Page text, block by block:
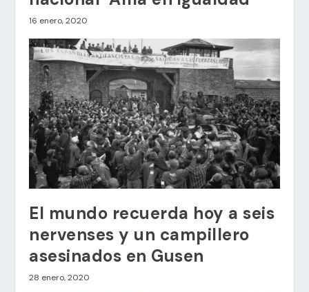
16 enero, 2020
El mundo recuerda hoy a seis
nervenses y un campillero
asesinados en Gusen
28 enero, 2020